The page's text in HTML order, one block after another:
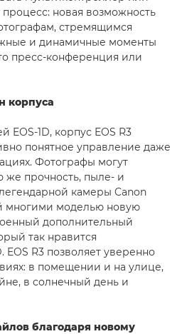
процесс: новая возможность
стремящимся
и динамичные моменты
пресс-конференция или
корпуса
EOS-1D, корпус EOS R3
понятное управление даже
Фотографы могут
же прочность, пыле- и
легендарной камеры Canon
многими моделью новую
дополнительный
так нравится
EOS R3 позволяет уверенно
в помещении и на улице,
в солнечный день и
благодаря новому